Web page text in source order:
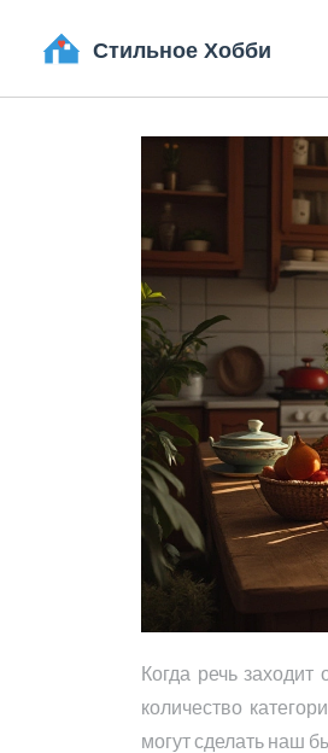
Когда речь
количество
могут сделать наш